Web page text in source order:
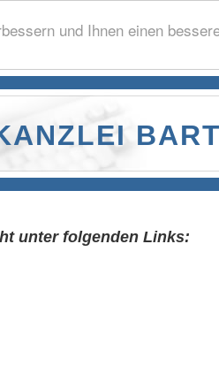
und Ihnen einen
unter folgenden Links: